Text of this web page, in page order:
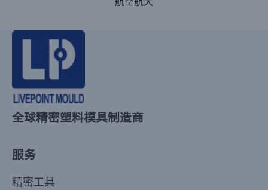
全球精密塑料模具制造商
服务
精密工具